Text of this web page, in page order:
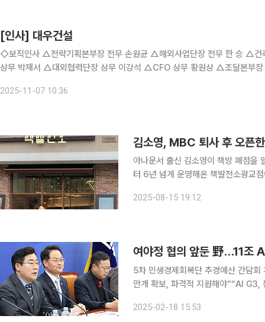
[인사] 대우건설
◇보직인사 △전략기획본부장 전무 손원균 △해외사업단장 전무 한 승 △
상무 박재서 △대외협력단장 상무 이강석 △CFO 상무 황원상 △조달본부
2025-11-07 10:36
아나운서 출신 김소영이 책방 폐점을 알렸다. 15일 김소영은 자신의 인스타그램을
터 6년 넘게 운영해온 책발전소광교
가게들을 운영하다가 처음으로 제 능
2025-08-15 19:12
여야정 협의 앞둔 野…11조
5차 민생경제회복단 추경예산 간담
만개 확보, 파격적 지원해야”“AI G3, 동남아·중
선다. 산업계로부터 받은 정책 제안을
2025-02-18 15:53